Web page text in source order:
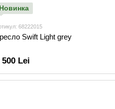
Новинка
68222015
Swift Light grey
500 Lei